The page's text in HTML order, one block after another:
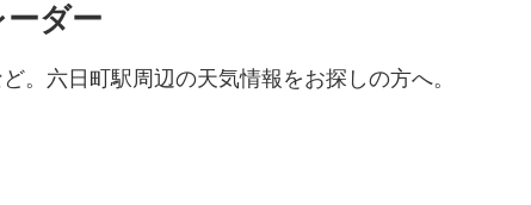
ーダー
。六日町駅周辺の天気情報をお探しの方へ。